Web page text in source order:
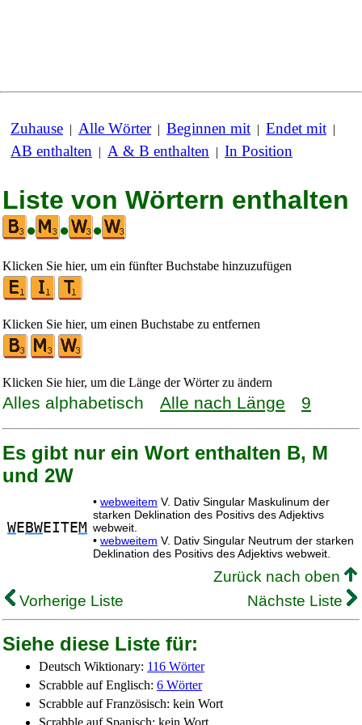
Zuhause | Alle Wörter| Beginnen mit | Endet mit |
AB enthalten | A & B enthalten | In Position
Liste von Wörtern enthalten
•
• •
Klicken Sie hier, um ein fünfter Buchstabe hinzuzufügen
Klicken Sie hier, um einen Buchstabe zu entfernen
Klicken Sie hier, um die Länge der Wörter zu ändern
Alles alphabetisch Alle nach Länge 9
Es gibt nur ein Wort enthalten B, M
und 2W
WE BWEITEM
• webweitem V. Dativ Singular Maskulinum der
starken Deklination des Positivs des Adjektivs
webweit.
• webweitem V. Dativ Singular Neutrum der starken
Deklination des Positivs des Adjektivs webweit.
Zurück nach oben
Vorherige Liste
Nächste Liste
Siehe diese Liste für:
Deutsch Wiktionary: 116 Wörter
Scrabble auf Englisch: 6 Wörter
Scrabble auf Französisch: kein Wort
Scrabble auf Spanisch: kein Wort